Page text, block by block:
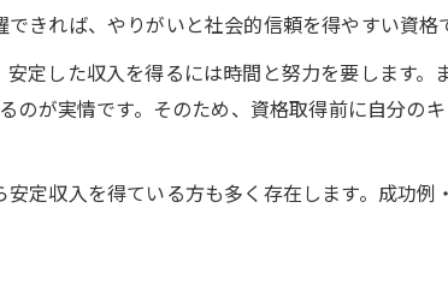
資格が人生設計に与える影響とは
設計を司法書士資格で描く
資格で実現する現実的なキャリア設計
人生を安定させる将来設計のコツ
きれば、やりがいと社会的信頼を得やすい資格
定した収入を得るには時間と努力を要します
が実情です。そのため、資格取得前に自分の
定収入を得ている方も多く存在します。成功